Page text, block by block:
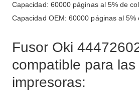
Capacidad: 60000 páginas al 5% de
Capacidad OEM: 60000 páginas al 5%
Fusor Oki
compatible para las
impresoras: